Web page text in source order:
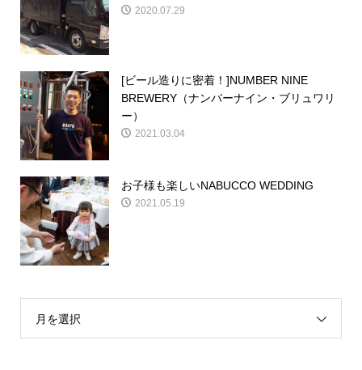
2020.07.29
[ビール造りに密着！]NUMBER NINE
BREWERY（ナンバーナイン・ブリュワリ
ー）
2021.03.04
お子様も楽しいNABUCCO WEDDING
2021.05.19
月を選択